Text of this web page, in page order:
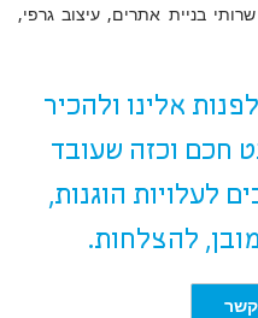
בניית אתרים, עיצוב גרפי,
אלינו ולהכיר
חכם וכזה שעובד
לעלויות הוגנות,
להצלחות.
קשר